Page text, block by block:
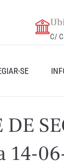
C/
SE
DE
14-